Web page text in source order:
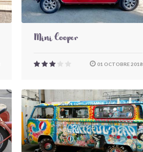
Mini Cooper
01 OCTOBRE 2018